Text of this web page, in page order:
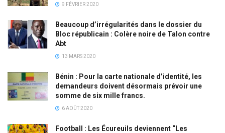
9 FÉVRIER 2020
Beaucoup d’irrégularités dans le dossier du
Bloc républicain : Colère noire de Talon contre
Abt
13 MARS 2020
Bénin : Pour la carte nationale d’identité, les
demandeurs doivent désormais prévoir une
somme de six mille francs.
6 AOÛT 2020
Football : Les Écureuils deviennent “Les